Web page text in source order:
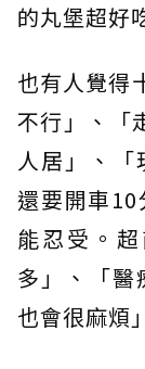
的丸堡超好
也有人覺得
不行」、「
人居」、「
還要開車
能忍受。
多」、「醫
也會很麻煩